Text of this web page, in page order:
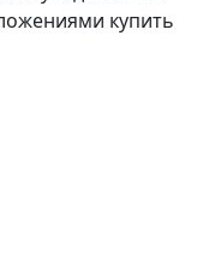
купить